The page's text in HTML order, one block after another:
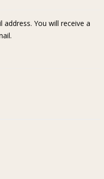
You will receive a